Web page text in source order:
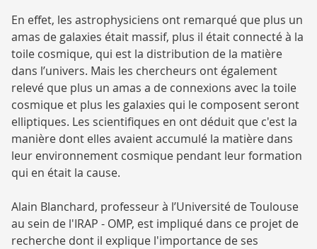
En effet, les astrophysiciens ont remarqué que plus un
amas de galaxies était massif, plus il était connecté à la
toile cosmique, qui est la distribution de la matière
dans l’univers. Mais les chercheurs ont également
relevé que plus un amas a de connexions avec la toile
cosmique et plus les galaxies qui le composent seront
elliptiques. Les scientifiques en ont déduit que c'est la
manière dont elles avaient accumulé la matière dans
leur environnement cosmique pendant leur formation
qui en était la cause.
Alain Blanchard, professeur à l’Université de Toulouse
au sein de l'IRAP - OMP, est impliqué dans ce projet de
recherche dont il explique l'importance de ses